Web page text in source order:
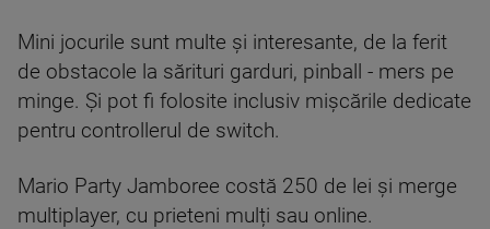
Mini jocurile sunt multe și interesante, de la ferit
de obstacole la sărituri garduri, pinball - mers pe
minge. Și pot fi folosite inclusiv mișcările dedicate
pentru controllerul de switch.
Mario Party Jamboree costă 250 de lei și merge
multiplayer, cu prieteni mulți sau online.